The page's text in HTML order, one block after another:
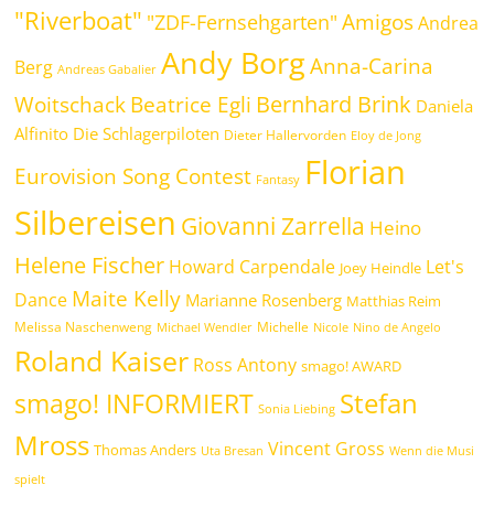
"Riverboat" "ZDF-Fernsehgarten" Amigos Andrea
Berg Andreas Gabalier Andy Borg Anna-Carina
WoitschackBeatrice Egli Bernhard Brink Daniela
Alfinito Die Schlagerpiloten Dieter Hallervorden Eloy de Jong
Eurovision Song Contest Fantasy Florian
Silbereisen Giovanni Zarrella Heino
Helene Fischer Howard Carpendale Joey Heindle Let's
Dance Maite Kelly Marianne Rosenberg Matthias Reim
Melissa Naschenweng Michael Wendler Michelle Nicole Nino de Angelo
Roland Kaiser Ross Antony smago! AWARD
smago! INFORMIERT Sonia Liebing Stefan
Mross Thomas Anders Uta Bresan Vincent Gross Wenn die Musi
spielt